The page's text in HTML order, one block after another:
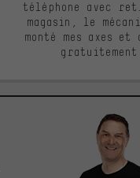
téléphone avec
magasin, le
monté mes axes et